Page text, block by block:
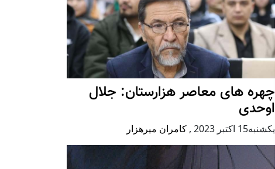
چهره های معاصر هزارستان: جلال
اوحدی
يكشنبه15 اكتبر 2023 , کامران میرهزار